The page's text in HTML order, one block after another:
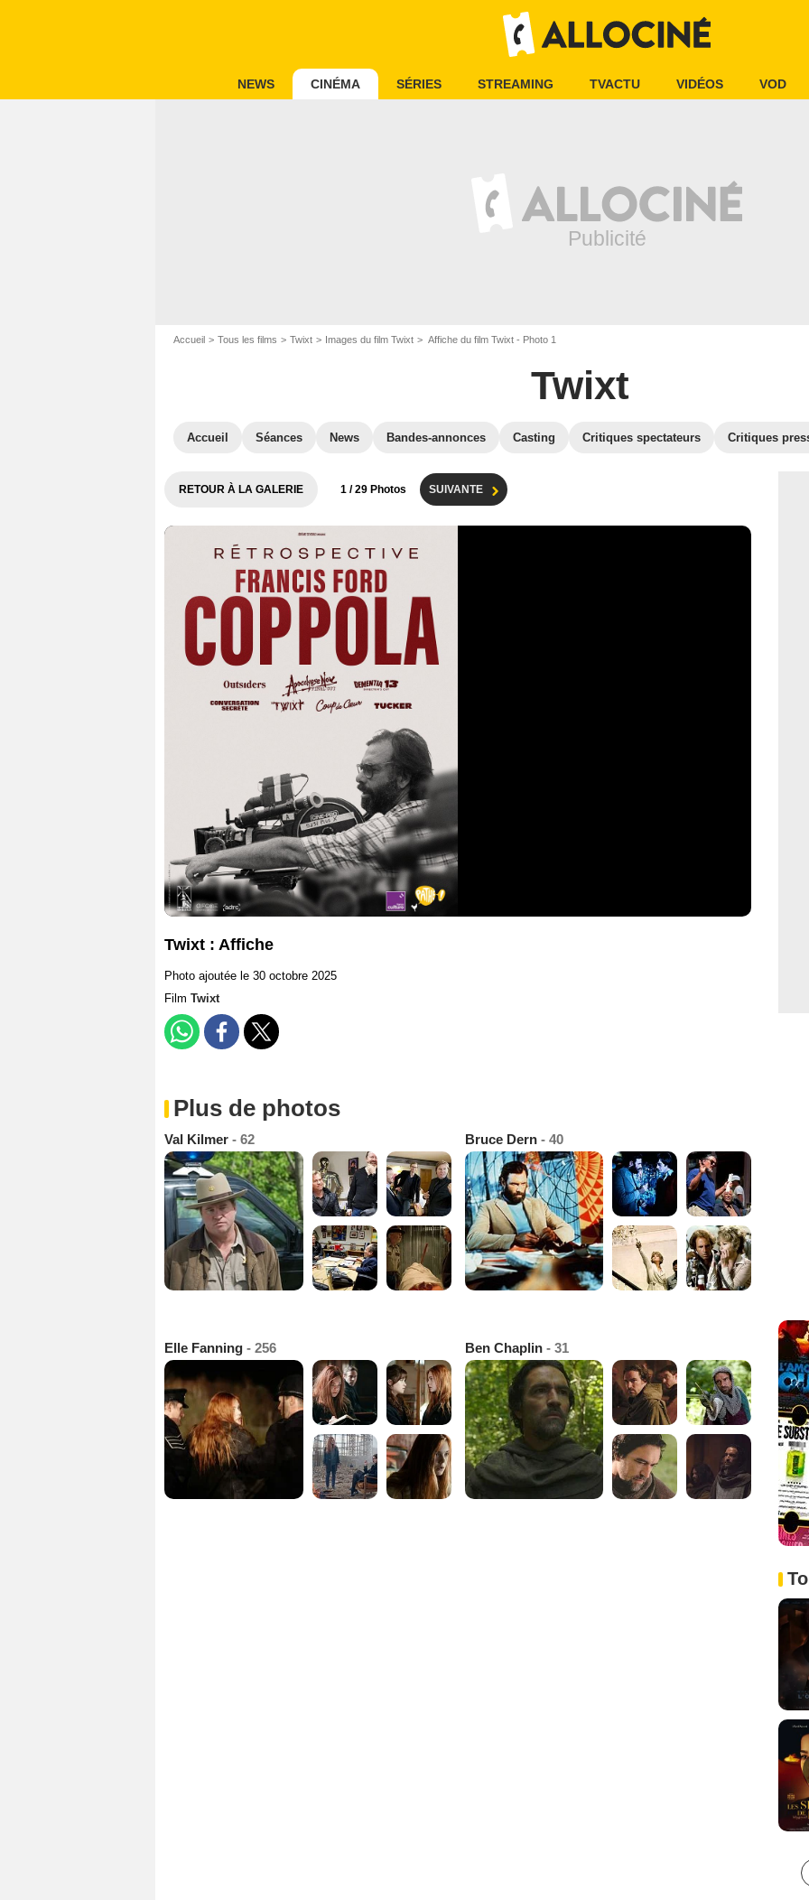
NEWS CINÉMA SÉRIES STREAMING TVACTU VIDÉOS VOD
Accueil Tous les films Twixt Images du film Twixt Affiche du film Twixt - Photo 1
Twixt
Accueil Séances News Bandes-annonces Casting Critiques spectateurs Critiques
RETOUR À LA GALERIE 1 / 29 Photos SUIVANTE
Twixt : Affiche
Photo ajoutée le 30 octobre 2025
Film Twixt
Plus de photos
Val Kilmer - 62 Bruce Dern - 40
Elle Fanning - 256 Ben Chaplin - 31